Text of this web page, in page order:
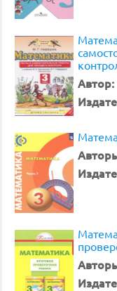
Автор: